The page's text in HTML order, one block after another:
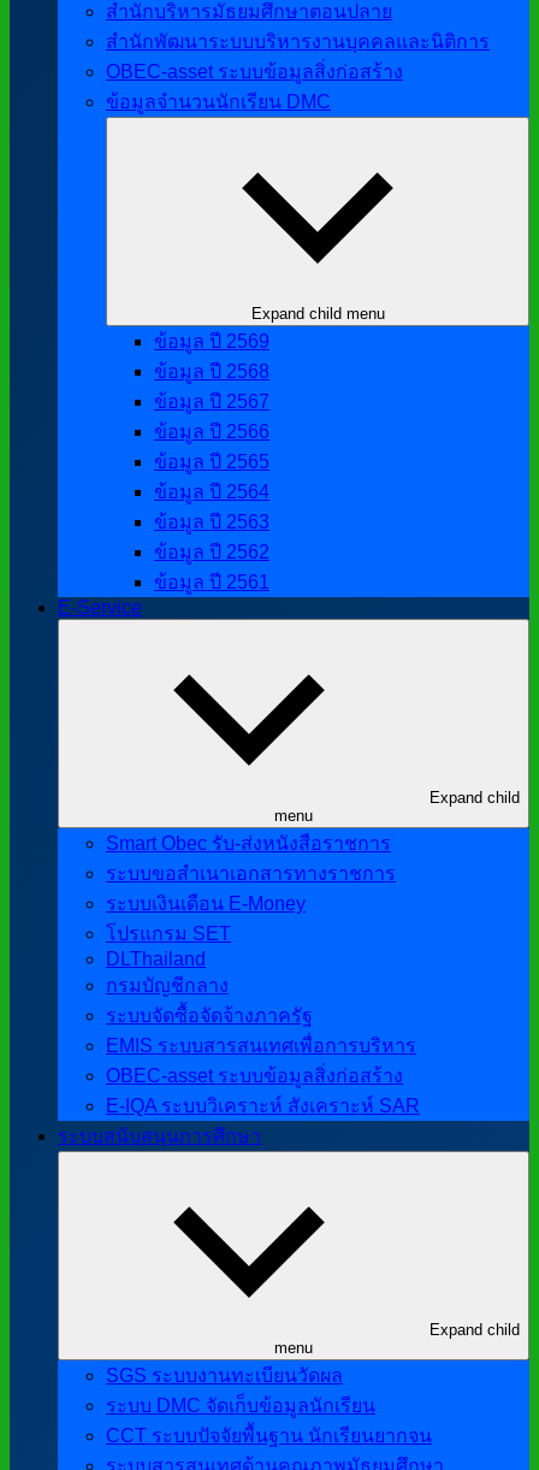
สำนักบริหารมัธยมศึกษาตอนปลาย
สำนักพัฒนาระบบบริหารงานบุคคลและนิติการ
OBEC-asset ระบบข้อมูลสิ่งก่อสร้าง
ข้อมูลจำนวนนักเรียน DMC
Expand child menu
ข้อมูล ปี 2569
ข้อมูล ปี 2568
ข้อมูล ปี 2567
ข้อมูล ปี 2566
ข้อมูล ปี 2565
ข้อมูล ปี 2564
ข้อมูล ปี 2563
ข้อมูล ปี 2562
ข้อมูล ปี 2561
E-Service
Expand child
menu
Smart Obec รับ-ส่งหนังสือราชการ
ระบบขอสำเนาเอกสารทางราชการ
ระบบเงินเดือน E-Money
โปรแกรม SET
DLThailand
กรมบัญชีกลาง
ระบบจัดซื้อจัดจ้างภาครัฐ
EMIS ระบบสารสนเทศเพื่อการบริหาร
OBEC-asset ระบบข้อมูลสิ่งก่อสร้าง
E-IQA ระบบวิเคราะห์ สังเคราะห์ SAR
ระบบสนับสนุนการศึกษา
Expand child
menu
SGS ระบบงานทะเบียนวัดผล
ระบบ DMC จัดเก็บข้อมูลนักเรียน
CCT ระบบปัจจัยพื้นฐาน นักเรียนยากจน
ระบบสารสนเทศด้านคุณภาพมัธยมศึกษา